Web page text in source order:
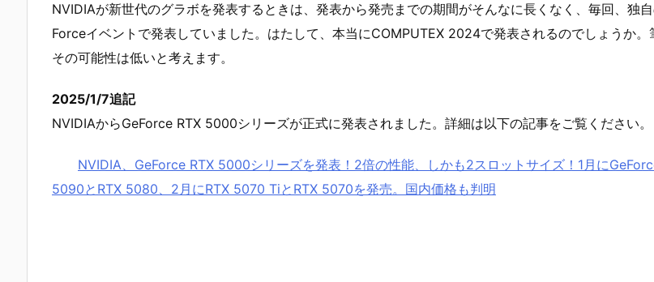
NVIDIAが新世代のグラボを発表するときは、発表から発売までの期間がそんなに長くなく、毎回、独
Forceイベントで発表していました。はたして、本当にCOMPUTEX 2024で発表されるのでしょうか。
その可能性は低いと考えます。
2025/1/7追記
NVIDIAからGeForce RTX 5000シリーズが正式に発表されました。詳細は以下の記事をご覧ください。
NVIDIA、GeForce RTX 5000シリーズを発表！2倍の性能、しかも2スロットサイズ！1月に
5090とRTX 5080、2月にRTX 5070 TiとRTX 5070を発売。国内価格も判明